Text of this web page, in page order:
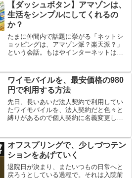
【ダッシュボタン】アマゾンは、
生活をシンプルにしてくれるの
か？
たまに仲間内で話題に挙がる「ネットシ
ョッピングは、アマゾン派？楽天派？」
という会話。もはやインターネットは当
ないでしょうか。自身は、楽天で商品検
索した際の大量バナー表示...
ワイモバイルを、最安価格の980
円で利用する方法
先日、長いあいだ法人契約で利用してい
たワイモバイルを、法人契約だと色々と
縛りがあるので個人契約に名義変更しま
にチャレンジ！（チャレンジというほど
のものではないけれど...
オフスプリングで、少しづつテン
ションをあげていく
退院日が決まり、またいつもの日常へと
戻ろうとしている過程で。それは入院前